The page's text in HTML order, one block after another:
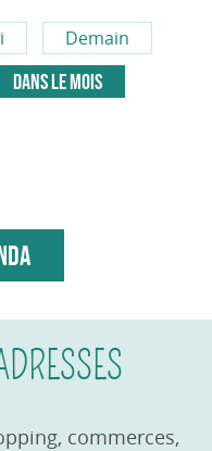
Demain
DANS LE MOIS
commerces,